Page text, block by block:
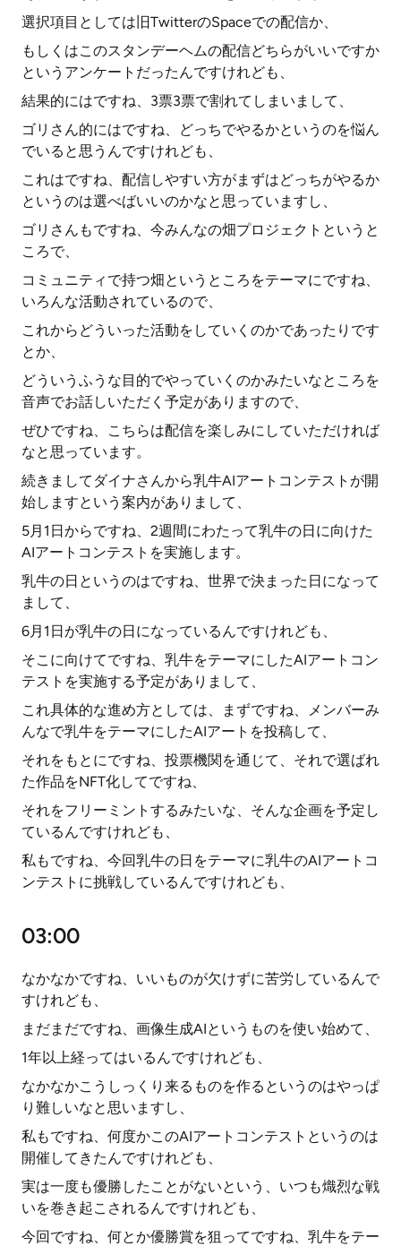
選択項目としては旧TwitterのSpaceでの配信か、
もしくはこのスタンデーヘムの配信どちらがいいですか
というアンケートだったんですけれども、
結果的にはですね、3票3票で割れてしまいまして、
ゴリさん的にはですね、どっちでやるかというのを悩ん
でいると思うんですけれども、
これはですね、配信しやすい方がまずはどっちがやるか
というのは選べばいいのかなと思っていますし、
ゴリさんもですね、今みんなの畑プロジェクトというと
ころで、
コミュニティで持つ畑というところをテーマにですね、
いろんな活動されているので、
これからどういった活動をしていくのかであったりです
とか、
どういうふうな目的でやっていくのかみたいなところを
音声でお話しいただく予定がありますので、
ぜひですね、こちらは配信を楽しみにしていただければ
なと思っています。
続きましてダイナさんから乳牛AIアートコンテストが開
始しますという案内がありまして、
5月1日からですね、2週間にわたって乳牛の日に向けた
AIアートコンテストを実施します。
乳牛の日というのはですね、世界で決まった日になって
まして、
6月1日が乳牛の日になっているんですけれども、
そこに向けてですね、乳牛をテーマにしたAIアートコン
テストを実施する予定がありまして、
これ具体的な進め方としては、まずですね、メンバーみ
んなで乳牛をテーマにしたAIアートを投稿して、
それをもとにですね、投票機関を通じて、それで選ばれ
た作品をNFT化してですね、
それをフリーミントするみたいな、そんな企画を予定し
ているんですけれども、
私もですね、今回乳牛の日をテーマに乳牛のAIアートコ
ンテストに挑戦しているんですけれども、
03:00
なかなかですね、いいものが欠けずに苦労しているんで
すけれども、
まだまだですね、画像生成AIというものを使い始めて、
1年以上経ってはいるんですけれども、
なかなかこうしっくり来るものを作るというのはやっぱ
り難しいなと思いますし、
私もですね、何度かこのAIアートコンテストというのは
開催してきたんですけれども、
実は一度も優勝したことがないという、いつも熾烈な戦
いを巻き起こされるんですけれども、
今回ですね、何とか優勝賞を狙ってですね、乳牛をテー